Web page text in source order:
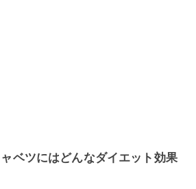
ャベツにはどんなダイエット効果